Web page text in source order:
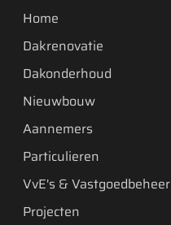
Home
Dakrenovatie
Dakonderhoud
Nieuwbouw
Aannemers
Particulieren
VvE's & Vastgoedbeheer
Projecten